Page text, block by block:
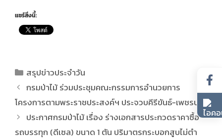
แชร์สิ่งนี้:
สรุปข่าวประจำวัน
กรมป่าไม้ ร่วมประชุมคณะกรรมการอำนวยการ
โครงการตามพระราชประสงค์ฯ ประจวบคีรีขันธ์-เพชรบุรี
ประกาศกรมป่าไม้ เรื่อง ร่างเอกสารประกวดราคาซื้อ
รถบรรทุก (ดีเซล) ขนาด 1 ตัน ปริมาตรกระบอกสูบไม่ตำ